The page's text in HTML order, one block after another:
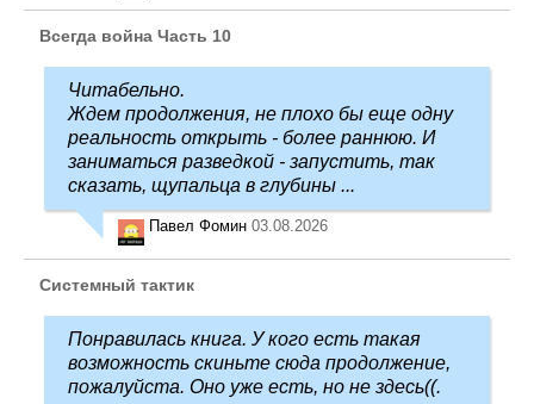
Всегда война Часть 10
Читабельно.
Ждем продолжения, не плохо бы еще одну
реальность открыть - более раннюю. И
заниматься разведкой - запустить, так
сказать, щупальца в глубины ...
Павел Фомин 03.08.2026
Системный тактик
Понравилась книга. У кого есть такая
возможность скиньте сюда продолжение,
пожалуйста. Оно уже есть, но не здесь((.